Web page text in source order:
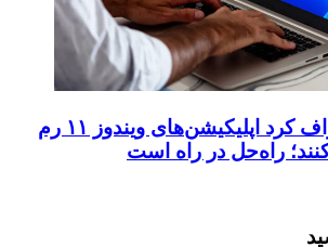
مایکروسافت اعتراف کرد اپلیکیشن‌های ویندوز ۱۱ رم
راه‌حل در راه است